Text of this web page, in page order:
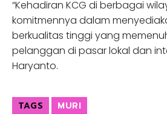
“Kehadiran KCG di berbagai
komitmennya dalam
berkualitas tinggi yang
pelanggan di pasar lokal dan
Haryanto.
TAGS
MURI